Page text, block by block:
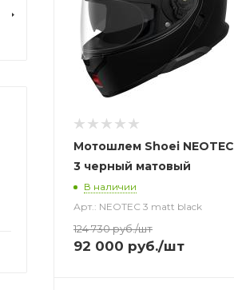
Мотошлем Shoei NEOTEC
3 черный матовый
В наличии
Арт.: NEOTEC 3 matt black
124 730руб./шт
92 000 руб./шт